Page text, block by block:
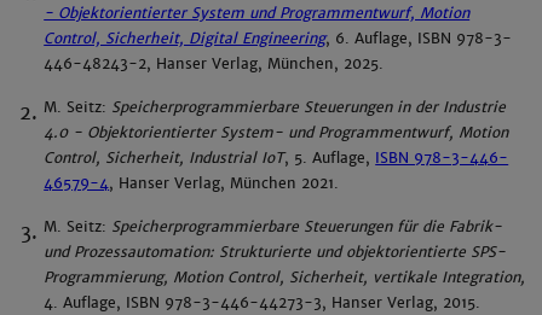
- Objektorientierter System­ und Programmentwurf, Motion
Control, Sicherheit, Digital Engineering, 6. Auflage, ISBN 978-3-
446-48243-2, Hanser Verlag, München, 2025.
M. Seitz: Speicherprogrammierbare Steuerungen in der Industrie
4.0 - Objektorientierter System- und Programmentwurf, Motion
Control, Sicherheit, Industrial IoT, 5. Auflage, ISBN 978-3-446-
46579-4, Hanser Verlag, München 2021.
M. Seitz: Speicherprogrammierbare Steuerungen für die Fabrik-
und Prozessautomation: Strukturierte und objektorientierte SPS-
Programmierung, Motion Control, Sicherheit, vertikale Integration,
4. Auflage, ISBN 978-3-446-44273-3, Hanser Verlag, 2015.